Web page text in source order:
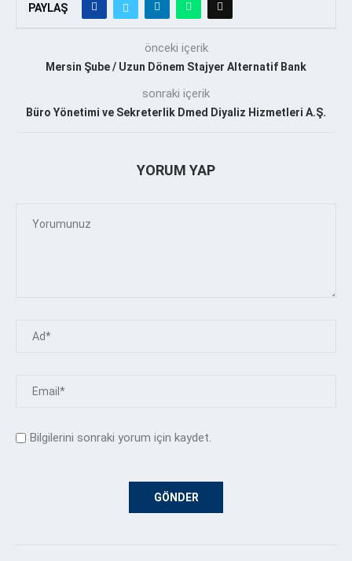
PAYLAŞ
önceki içerik
Mersin Şube / Uzun Dönem Stajyer Alternatif Bank
sonraki içerik
Büro Yönetimi ve Sekreterlik Dmed Diyaliz Hizmetleri A.Ş.
YORUM YAP
Bilgilerini sonraki yorum için kaydet.